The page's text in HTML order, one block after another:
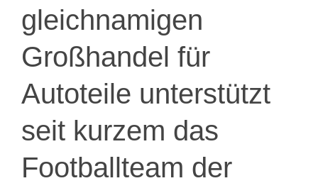
gleichnamigen
Großhandel für
Autoteile unterstützt
seit kurzem das
Footballteam der